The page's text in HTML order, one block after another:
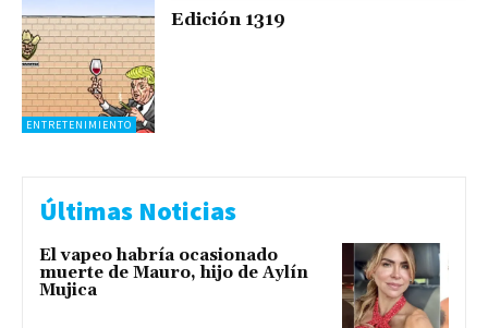
ENTRETENIMIENTO
Edición 1319
Últimas Noticias
El vapeo habría ocasionado
muerte de Mauro, hijo de Aylín
Mujica